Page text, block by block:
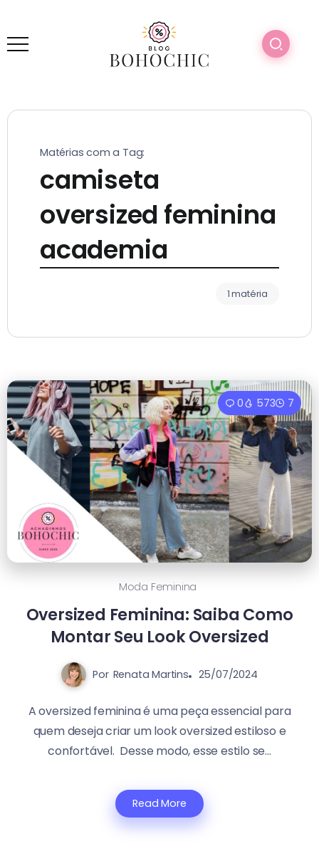
Matérias com a Tag:
camiseta
oversized feminina
academia
1 matéria
0 573 7
Moda Feminina
Oversized Feminina: Saiba Como
Montar Seu Look Oversized
Por Renata Martins 25/07/2024
A oversized feminina é uma peça essencial para
quem deseja criar um look oversized estiloso e
confortável. Desse modo, esse estilo se...
Read More